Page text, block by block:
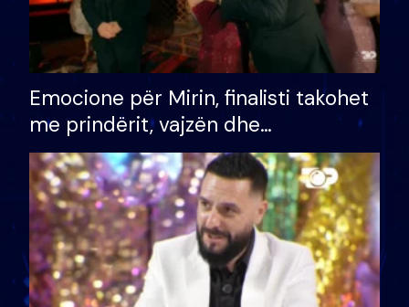
Emocione për Mirin, finalisti takohet
me prindërit, vajzën dhe
bashkëshorten: S’kemi ndonjë letër
divorci apo jo?